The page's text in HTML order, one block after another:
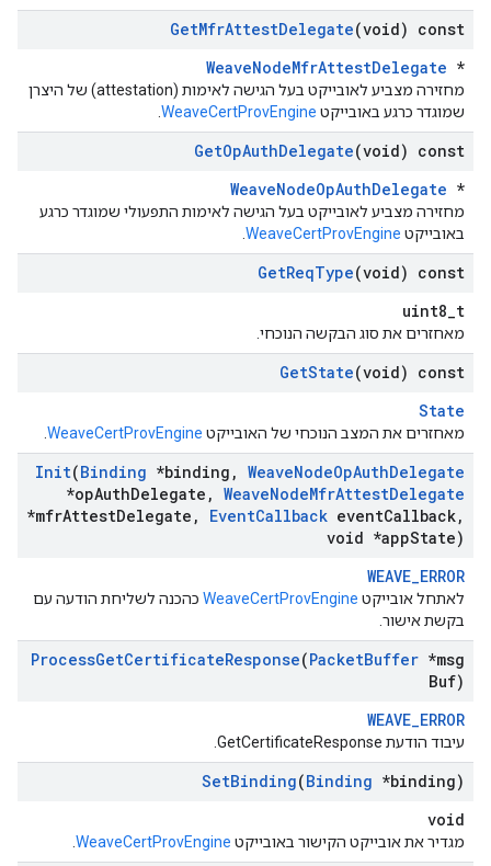
GetMfrAttestDelegate(void) const
WeaveNodeMfrAttestDelegate *
מחזירה מצביע לאובייקט בעל הגישה לאימות (attestation) של היצרן
שמוגדר כרגע באובייקט WeaveCertProvEngine
GetOpAuthDelegate(void) const
WeaveNodeOpAuthDelegate *
מחזירה מצביע לאובייקט בעל הגישה לאימות התפעולי שמוגדר כרגע
באובייקט WeaveCertProvEngine
GetReqType(void) const
uint8_t
מאחזרים את סוג הבקשה הנוכחי.
GetState(void) const
State
מאחזרים את המצב הנוכחי של האובייקט WeaveCertProvEngine
Init(Binding *binding , WeaveNodeOpAuthDelegate
*opAuthDelegate , WeaveNodeMfrAttestDelegate
*mfrAttestDelegate , EventCallback eventCallback,
void *appState)
WEAVE_ERROR
לאתחל אובייקט WeaveCertProvEngine כהכנה לשליחת הודעה עם
בקשת אישור.
ProcessGetCertificateResponse(PacketBuffer *msg
Buf)
WEAVE_ERROR
עיבוד הודעת GetCertificateResponse.
SetBinding(Binding *binding)
void
מגדיר את אובייקט הקישור באובייקט WeaveCertProvEngine